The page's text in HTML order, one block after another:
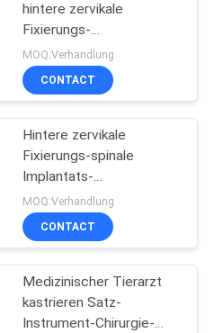
hintere zervikale
Fixierungs-
orthopädischer Chirurgie-
Instrument-Satz
MOQ:Verhandlung
CONTACT
Hintere zervikale
Fixierungs-spinale
Implantats-
orthopädisches
Chirurgie-Instrument
MOQ:Verhandlung
CONTACT
Medizinischer Tierarzt
kastrieren Satz-
Instrument-Chirurgie-